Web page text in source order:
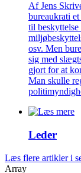
Af Jens
bureaukrati
til beskyttelse
osv. Men
sig med
gjort for at
Man skulle
Leder
Læs flere artikler i
Array